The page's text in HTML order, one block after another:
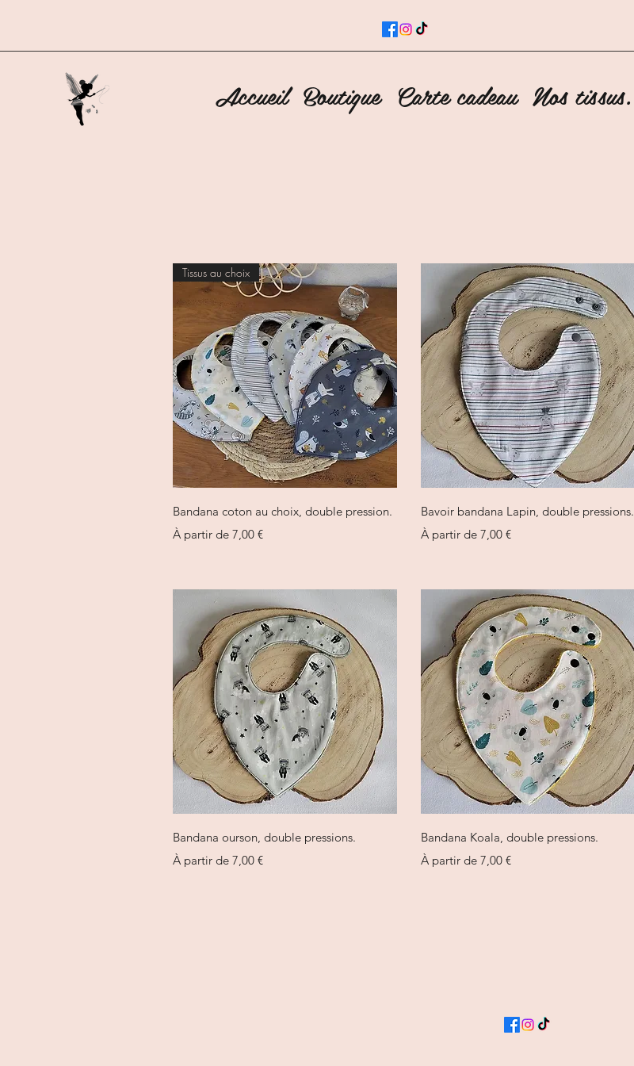
Accueil Boutique Carte cadeau Nos tissus.
Aperçu rapide
Tissus au choix
Bandana coton au choix, double pression.
À partir de 7,00 €
Prix promotionnel
Aperçu rapide
Bavoir bandana Lapin, double pressions.
À partir de 7,00 €
Prix promotionnel
Aperçu rapide
Bandana ourson, double pressions.
À partir de 7,00 €
Prix promotionnel
Aperçu rapide
Bandana Koala, double pressions.
À partir de 7,00 €
Prix promotionnel